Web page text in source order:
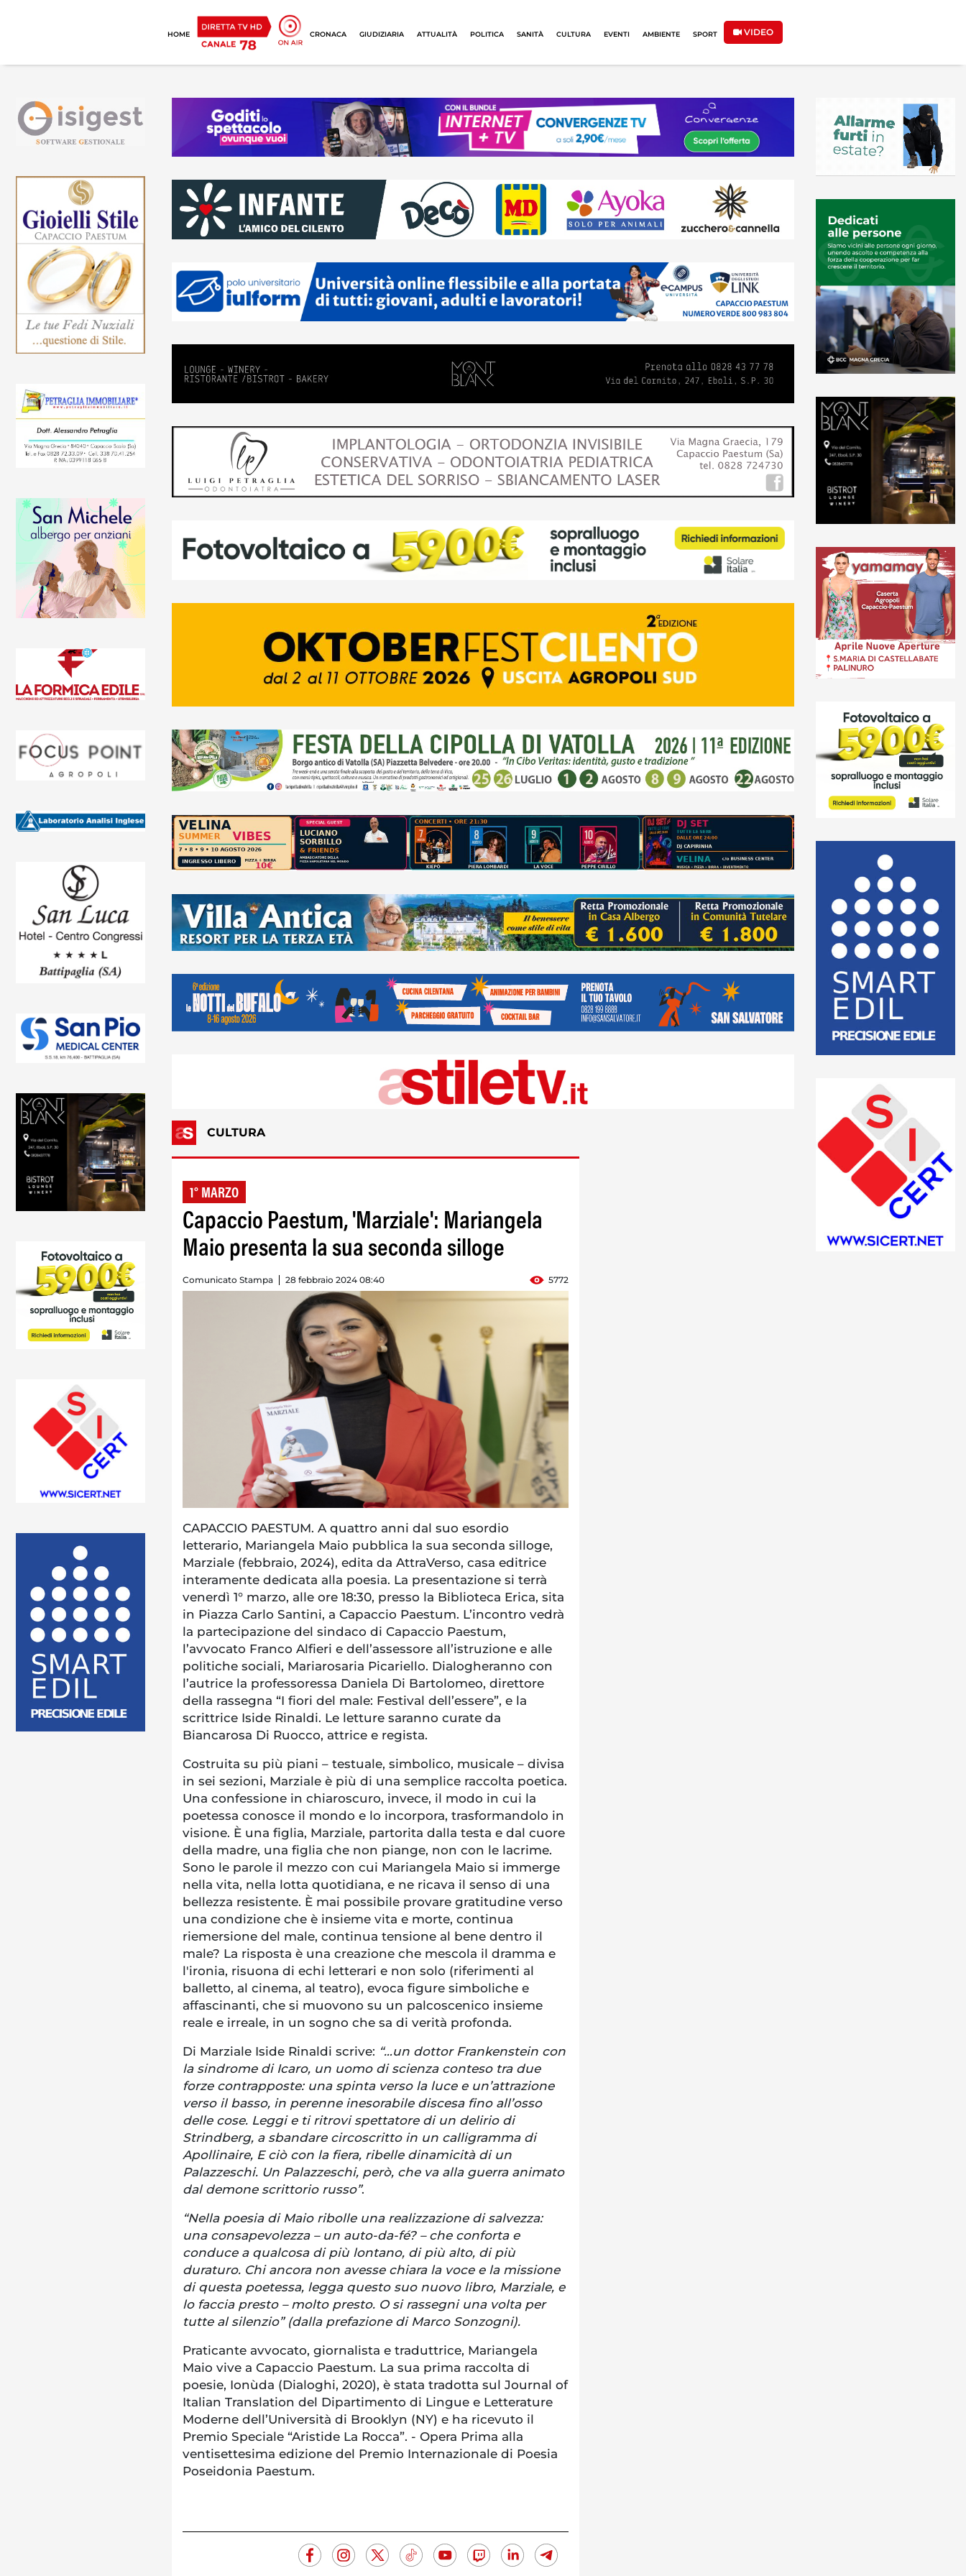
HOME CRONACA GIUDIZIARIA ATTUALITÀ POLITICA SANITÀ CULTURA EVENTI AMBIENTE SPORT VIDEO
CULTURA
1° MARZO
Capaccio Paestum, 'Marziale': Mariangela
Maio presenta la sua seconda silloge
Comunicato Stampa 28 febbraio 2024 08:40 5772
CAPACCIO PAESTUM. A quattro anni dal suo esordio
letterario, Mariangela Maio pubblica la sua seconda silloge,
Marziale (febbraio, 2024), edita da AttraVerso, casa editrice
interamente dedicata alla poesia. La presentazione si terrà
venerdì 1° marzo, alle ore 18:30, presso la Biblioteca Erica, sita
in Piazza Carlo Santini, a Capaccio Paestum. L’incontro vedrà
la partecipazione del sindaco di Capaccio Paestum,
l’avvocato Franco Alfieri e dell’assessore all’istruzione e alle
politiche sociali, Mariarosaria Picariello. Dialogheranno con
l’autrice la professoressa Daniela Di Bartolomeo, direttore
della rassegna “I fiori del male: Festival dell’essere”, e la
scrittrice Iside Rinaldi. Le letture saranno curate da
Biancarosa Di Ruocco, attrice e regista.
Costruita su più piani – testuale, simbolico, musicale – divisa
in sei sezioni, Marziale è più di una semplice raccolta poetica.
Una confessione in chiaroscuro, invece, il modo in cui la
poetessa conosce il mondo e lo incorpora, trasformandolo in
visione. È una figlia, Marziale, partorita dalla testa e dal cuore
della madre, una figlia che non piange, non con le lacrime.
Sono le parole il mezzo con cui Mariangela Maio si immerge
nella vita, nella lotta quotidiana, e ne ricava il senso di una
bellezza resistente. È mai possibile provare gratitudine verso
una condizione che è insieme vita e morte, continua
riemersione del male, continua tensione al bene dentro il
male? La risposta è una creazione che mescola il dramma e
l'ironia, risuona di echi letterari e non solo (riferimenti al
balletto, al cinema, al teatro), evoca figure simboliche e
affascinanti, che si muovono su un palcoscenico insieme
reale e irreale, in un sogno che sa di verità profonda.
Di Marziale Iside Rinaldi scrive: “…un dottor Frankenstein con
la sindrome di Icaro, un uomo di scienza conteso tra due
forze contrapposte: una spinta verso la luce e un’attrazione
verso il basso, in perenne inesorabile discesa fino all’osso
delle cose. Leggi e ti ritrovi spettatore di un delirio di
Strindberg, a sbandare circoscritto in un calligramma di
Apollinaire, E ciò con la fiera, ribelle dinamicità di un
Palazzeschi. Un Palazzeschi, però, che va alla guerra animato
dal demone scrittorio russo”.
“Nella poesia di Maio ribolle una realizzazione di salvezza:
una consapevolezza – un auto-da-fé? – che conforta e
conduce a qualcosa di più lontano, di più alto, di più
duraturo. Chi ancora non avesse chiara la voce e la missione
di questa poetessa, legga questo suo nuovo libro, Marziale, e
lo faccia presto – molto presto. O si rassegni una volta per
tutte al silenzio” (dalla prefazione di Marco Sonzogni).
Praticante avvocato, giornalista e traduttrice, Mariangela
Maio vive a Capaccio Paestum. La sua prima raccolta di
poesie, Ionùda (Dialoghi, 2020), è stata tradotta sul Journal of
Italian Translation del Dipartimento di Lingue e Letterature
Moderne dell’Università di Brooklyn (NY) e ha ricevuto il
Premio Speciale “Aristide La Rocca”. - Opera Prima alla
ventisettesima edizione del Premio Internazionale di Poesia
Poseidonia Paestum.